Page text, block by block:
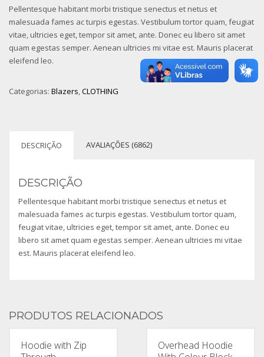
em
avaliações
de
Pellentesque habitant morbi tristique senectus et netus et
malesuada fames ac turpis egestas. Vestibulum tortor quam, feugiat
vitae, ultricies eget, tempor sit amet, ante. Donec eu libero sit amet
quam egestas semper. Aenean ultricies mi vitae est. Mauris placerat
eleifend leo.
Categorias: Blazers,CLOTHING
DESCRIÇÃO AVALIAÇÕES (6862)
DESCRIÇÃO
Pellentesque habitant morbi tristique senectus et netus et
malesuada fames ac turpis egestas. Vestibulum tortor quam,
feugiat vitae, ultricies eget, tempor sit amet, ante. Donec eu
libero sit amet quam egestas semper. Aenean ultricies mi vitae
est. Mauris placerat eleifend leo.
PRODUTOS RELACIONADOS
Hoodie with Zip
Overhead Hoodie